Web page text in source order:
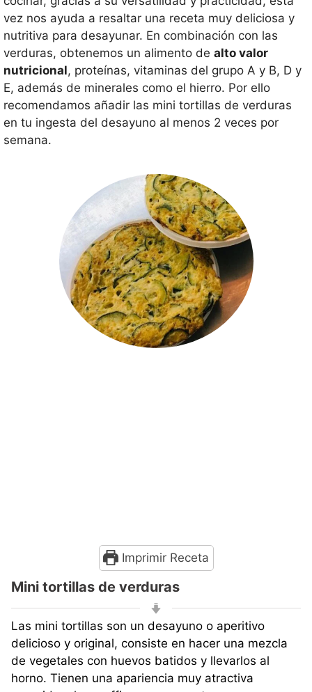
vez nos ayuda a resaltar una receta muy deliciosa y
nutritiva para desayunar. En combinación con las
verduras, obtenemos un alimento de alto valor
nutricional, proteínas, vitaminas del grupo A y B, D y
E, además de minerales como el hierro. Por ello
recomendamos añadir las mini tortillas de verduras
en tu ingesta del desayuno al menos 2 veces por
semana.
Imprimir Receta
Mini tortillas de verduras
Las mini tortillas son un desayuno o aperitivo
delicioso y original, consiste en hacer una mezcla
de vegetales con huevos batidos y llevarlos al
horno. Tienen una apariencia muy atractiva